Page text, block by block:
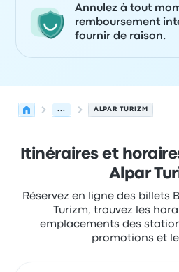
Annulez à tout
remboursement
fournir de raison.
... ALPAR TURIZM
Itinéraires et
Alpar
Réservez en ligne des billets
Turizm, trouvez les
emplacements des
promotions et